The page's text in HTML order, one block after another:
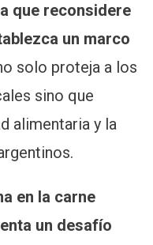
que reconsidere
un marco
solo proteja a los
sino que
alimentaria y la
en la carne
un desafío